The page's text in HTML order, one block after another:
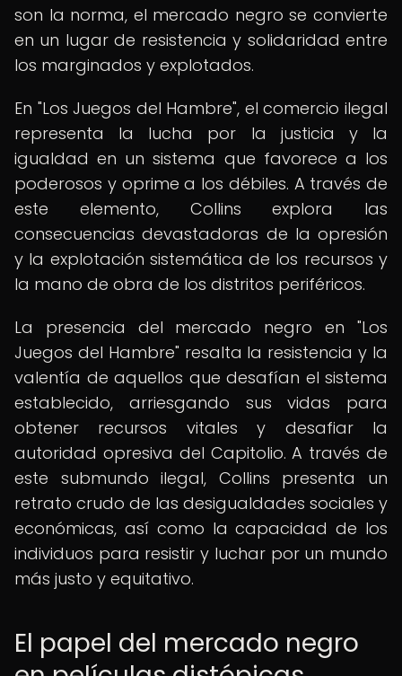
son la norma, el mercado negro se convierte
en un lugar de resistencia y solidaridad entre
los marginados y explotados.
En "Los Juegos del Hambre", el comercio ilegal
representa la lucha por la justicia y la
igualdad en un sistema que favorece a los
poderosos y oprime a los débiles. A través de
este elemento, Collins explora las
consecuencias devastadoras de la opresión
y la explotación sistemática de los recursos y
la mano de obra de los distritos periféricos.
La presencia del mercado negro en "Los
Juegos del Hambre" resalta la resistencia y la
valentía de aquellos que desafían el sistema
establecido, arriesgando sus vidas para
obtener recursos vitales y desafiar la
autoridad opresiva del Capitolio. A través de
este submundo ilegal, Collins presenta un
retrato crudo de las desigualdades sociales y
económicas, así como la capacidad de los
individuos para resistir y luchar por un mundo
más justo y equitativo.
El papel del mercado negro